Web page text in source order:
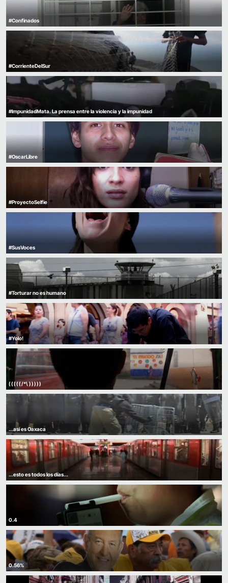
#Confinados
#CorrienteDelSur
#ImpunidadMata. La prensa entre la violencia y la impunidad
#OscarLibre
#ProyectoSelfie
#SusVoces
#Torturar no es humano
#Yolo!
( ( ( ( ( /*\ ) ) ) ) )
...así es Oaxaca
...esto es todos los días...
0.4
0.56%